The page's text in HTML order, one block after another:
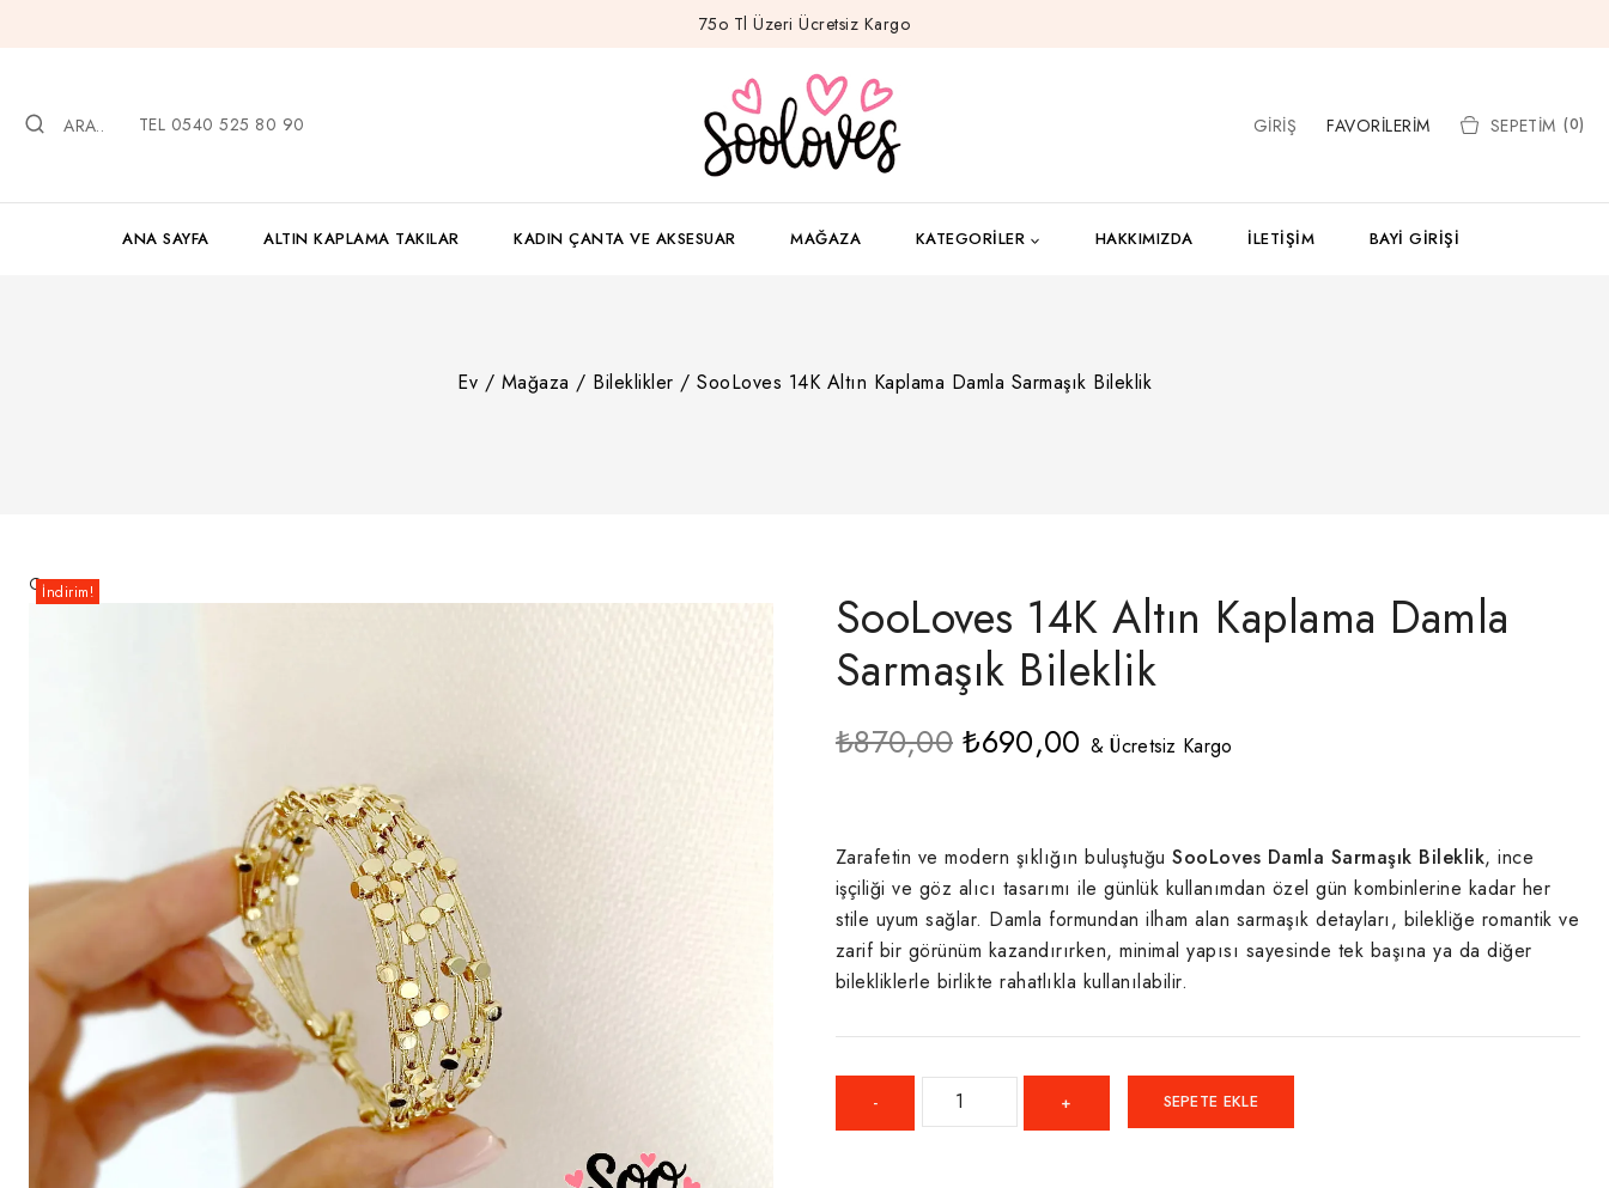
75o Tl Üzeri Ücretsiz Kargo
ARA.. TEL 0540 525 80 90 GIRIŞ FAVORILERIM SEPETIM (0)
ANA SAYFA ALTIN KAPLAMA TAKILAR KADIN ÇANTA VE AKSESUAR MAĞAZA KATEGORILER HAKKIMIZDA İLETIŞIM BAYI GIRIŞI
Ev / Mağaza / Bileklikler / SooLoves 14K Altın Kaplama Damla Sarmaşık Bileklik
İndirim!
🔍
SooLoves 14K Altın Kaplama Damla
Sarmaşık Bileklik
₺870,00 Orijinal
₺690,00 Şu
& Ücretsiz Kargo
Zarafetin ve modern şıklığın buluştuğuSooLoves Damla Sarmaşık Bileklik, ince
işçiliği ve göz alıcı tasarımı ile günlük kullanımdan özel gün kombinlerine kadar her
stile uyum sağlar. Damla formundan ilham alan sarmaşık detayları, bilekliğe romantikve
zarif bir görünüm kazandırırken, minimal yapısı sayesinde tek başına ya da diğer
bilekliklerle birlikte rahatlıkla kullanılabilir.
SooLoves
14K
SEPETE EKLE